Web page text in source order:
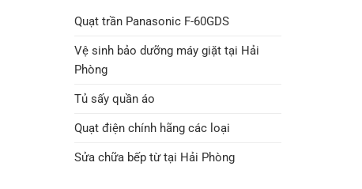
Quạt trần Panasonic F-60GDS
Vệ sinh bảo dưỡng máy giặt tại Hải
Phòng
Tủ sấy quần áo
Quạt điện chính hãng các loại
Sửa chữa bếp từ tại Hải Phòng